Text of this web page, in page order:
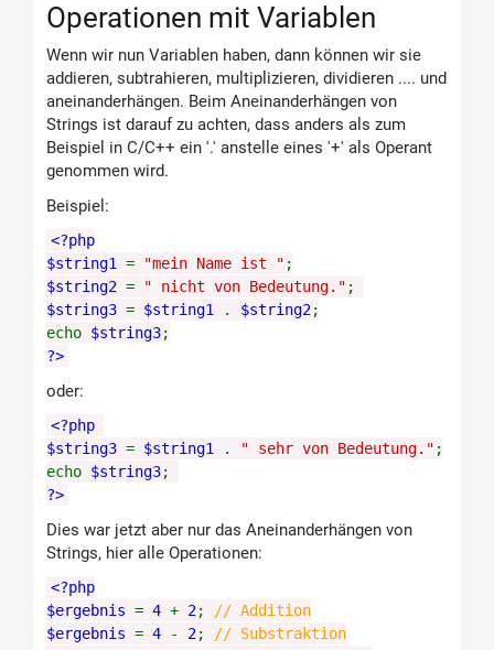
Operationen mit Variablen
Wenn wir nun Variablen haben, dann können wir sie
addieren, subtrahieren, multiplizieren, dividieren .... und
aneinanderhängen. Beim Aneinanderhängen von
Strings ist darauf zu achten, dass anders als zum
Beispiel in C/C++ ein '.' anstelle eines '+' als Operant
genommen wird.
Beispiel:
<?php
$string1 = "mein Name ist " ;
$string2 = " nicht von Bedeutung." ;
$string3 = $string1 . $string2;
echo $string3;
?>
oder:
<?php
$string3 = $string1 . " sehr von Bedeutung." ;
echo $string3;
?>
Dies war jetzt aber nur das Aneinanderhängen von
Strings, hier alle Operationen:
<?php
$ergebnis = 4 + 2;
// Addition
$ergebnis = 4 - 2;
// Substraktion